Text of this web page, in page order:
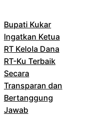
Bupati Kukar
Ingatkan Ketua
RT Kelola Dana
RT-Ku Terbaik
Secara
Transparan dan
Bertanggung
Jawab